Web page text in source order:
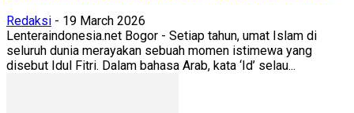
Redaksi - 19 March 2026
Lenteraindonesia.net Bogor - Setiap tahun, umat Islam di
seluruh dunia merayakan sebuah momen istimewa yang
disebut Idul Fitri. Dalam bahasa Arab, kata ‘Id’ selau...